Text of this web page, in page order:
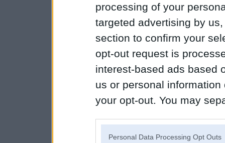
processing of your
targeted advertising by
section to confirm your
opt-out request is
interest-based ads based
us or personal
your opt-out. You may
Personal Data Processing Opt Outs